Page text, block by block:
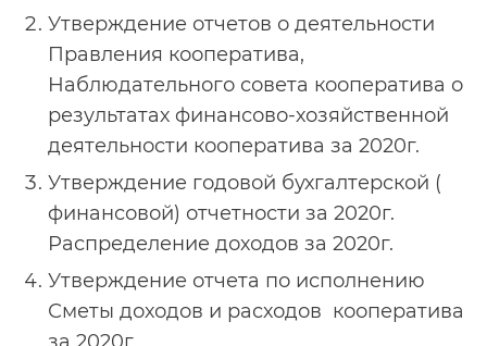
Утверждение отчетов о деятельности
Правления кооператива,
Наблюдательного совета кооператива о
результатах финансово-хозяйственной
деятельности кооператива за 2020г.
Утверждение годовой бухгалтерской (
финансовой) отчетности за 2020г.
Распределение доходов за 2020г.
Утверждение отчета по исполнению
Сметы доходов и расходов кооператива